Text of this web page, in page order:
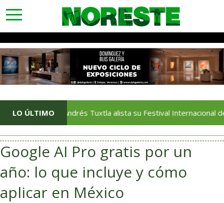
toggle
navigation
LO ÚLTIMO
San Andrés Tuxtla alista su Festival Internacional de
Google AI Pro gratis por un
año: lo que incluye y cómo
aplicar en México